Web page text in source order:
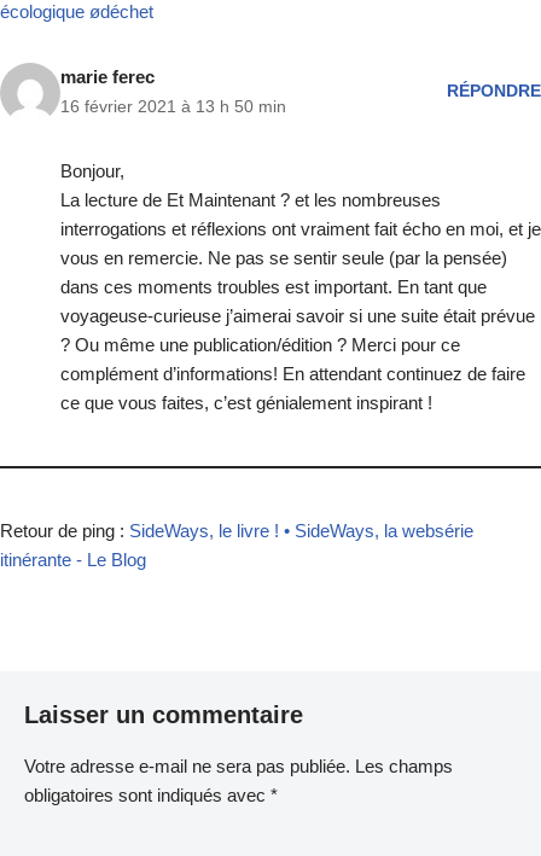
écologique ødéchet
marie ferec
16 février 2021 à 13 h 50 min
RÉPONDRE
Bonjour,
La lecture de Et Maintenant ? et les nombreuses
interrogations et réflexions ont vraiment fait écho en moi, et je
vous en remercie. Ne pas se sentir seule (par la pensée)
dans ces moments troubles est important. En tant que
voyageuse-curieuse j’aimerai savoir si une suite était prévue
? Ou même une publication/édition ? Merci pour ce
complément d’informations! En attendant continuez de faire
ce que vous faites, c’est génialement inspirant !
Retour de ping : SideWays, le livre ! • SideWays, la websérie
itinérante - Le Blog
Laisser un commentaire
Votre adresse e-mail ne sera pas publiée. Les champs
obligatoires sont indiqués avec *